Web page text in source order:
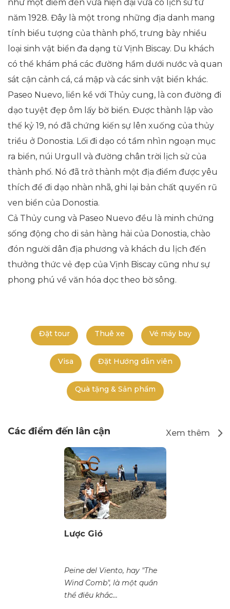
như một điểm đến vừa hiện đại vừa có lịch sử từ
năm 1928. Đây là một trong những địa danh mang
tính biểu tượng của thành phố, trưng bày nhiều
loại sinh vật biển đa dạng từ Vịnh Biscay. Du khách
có thể khám phá các đường hầm dưới nước và quan
sát cận cảnh cá, cá mập và các sinh vật biển khác.
Paseo Nuevo, liền kề với Thủy cung, là con đường đi
dạo tuyệt đẹp ôm lấy bờ biển. Được thành lập vào
thế kỷ 19, nó đã chứng kiến sự lên xuống của thủy
triều ở Donostia. Lối đi dạo có tầm nhìn ngoạn mục
ra biển, núi Urgull và đường chân trời lịch sử của
thành phố. Nó đã trở thành một địa điểm được yêu
thích để đi dạo nhàn nhã, ghi lại bản chất quyến rũ
ven biển của Donostia.
Cả Thủy cung và Paseo Nuevo đều là minh chứng
sống động cho di sản hàng hải của Donostia, chào
đón người dân địa phương và khách du lịch đến
thưởng thức vẻ đẹp của Vịnh Biscay cũng như sự
phong phú về văn hóa dọc theo bờ sông.
Đặt tour Thuê xe Vé máy bay
Visa Đặt Hướng dẫn viên
Quà tặng & Sản phẩm
Các điểm đến lân cận Xem thêm
Lược Gió
Peine del Viento, hay "The
Wind Comb", là một quần
thể điêu khắc...